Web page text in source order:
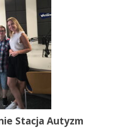
Stacja Autyzm